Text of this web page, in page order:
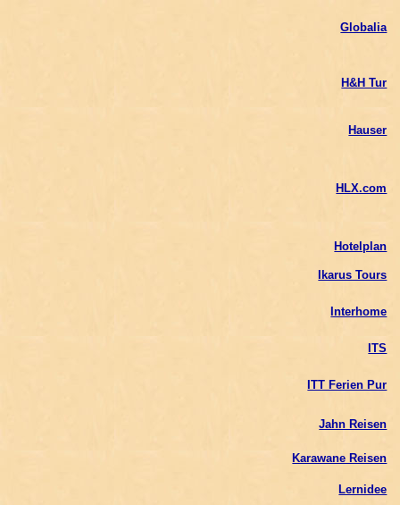
Globalia
H&H Tur
Hauser
HLX.com
Hotelplan
Ikarus Tours
Interhome
ITS
ITT Ferien Pur
Jahn Reisen
Karawane Reisen
Lernidee